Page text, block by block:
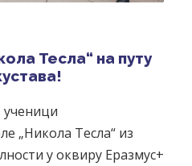
Тесла“ на путу
ученици
„Никола Тесла“ из
у оквиру Еразмус+